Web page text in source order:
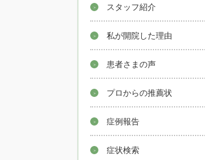
スタッフ紹介
私が開院した理由
患者さまの声
プロからの推薦状
症例報告
症状検索